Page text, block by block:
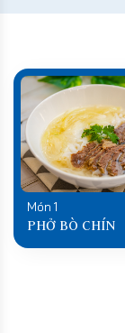
Món 1
PHỞ BÒ CHÍN